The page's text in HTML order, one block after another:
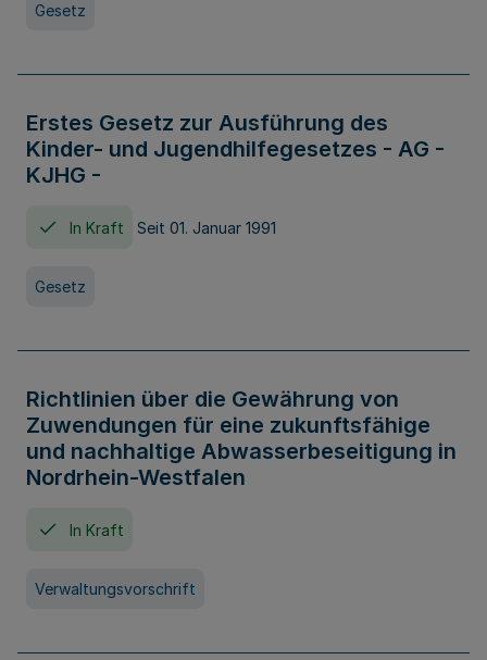
Gesetz
Erstes Gesetz zur Ausführung des
Kinder- und Jugendhilfegesetzes - AG -
KJHG -
In Kraft Seit 01. Januar 1991
Gesetz
Richtlinien über die Gewährung von
Zuwendungen für eine zukunftsfähige
und nachhaltige Abwasserbeseitigung in
Nordrhein-Westfalen
In Kraft
Verwaltungsvorschrift